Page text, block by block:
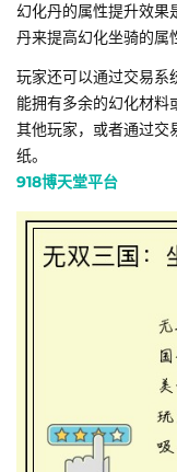
幻化丹的属性提升效果
丹来提高幻化坐骑的属
玩家还可以通过交易系
能拥有多余的幻化材料
其他玩家，或者通过交
纸。
918博天堂平台